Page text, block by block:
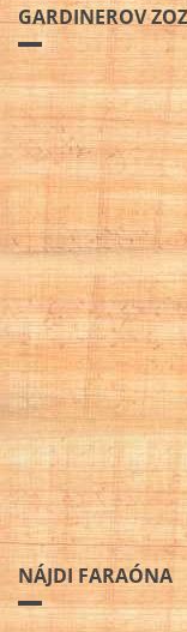
GARDINEROV
NÁJDI FARAÓNA